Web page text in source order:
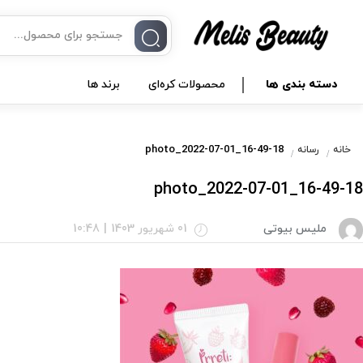
دسته بندی ها محصولات کره‌ای برند ها
خانه رسانه
photo_2022-07-01_16-49-18
ملیس بیوتی 01 شهریور 1403 10:48